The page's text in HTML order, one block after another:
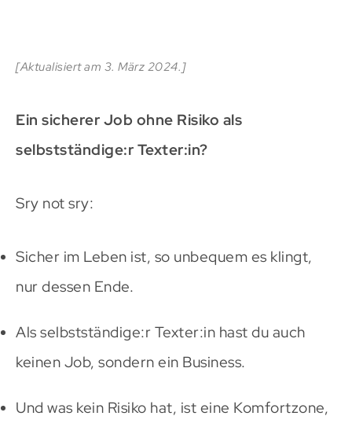
[Aktualisiert am 3. März 2024.]
Ein sicherer Job ohne Risiko als
selbstständige:r Texter:in?
Sry not sry:
Sicher im Leben ist, so unbequem es klingt,
nur dessen Ende.
Als selbstständige:r Texter:in hast du auch
keinen Job, sondern ein Business.
Und was kein Risiko hat, ist eine Komfortzone,